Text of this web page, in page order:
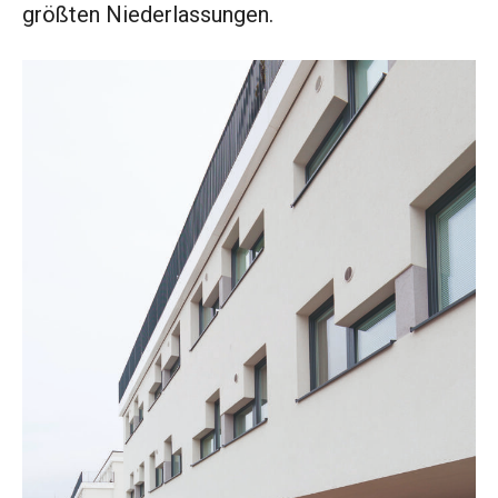
größten Niederlassungen.